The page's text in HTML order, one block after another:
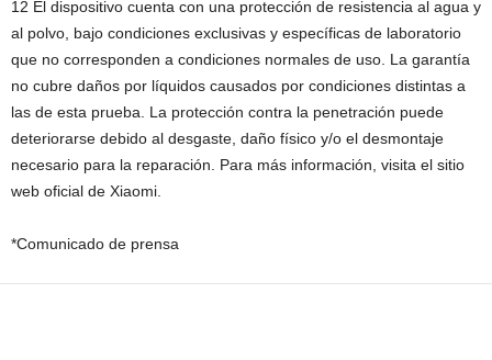
12 El dispositivo cuenta con una protección de resistencia al agua y
al polvo, bajo condiciones exclusivas y específicas de laboratorio
que no corresponden a condiciones normales de uso. La garantía
no cubre daños por líquidos causados por condiciones distintas a
las de esta prueba. La protección contra la penetración puede
deteriorarse debido al desgaste, daño físico y/o el desmontaje
necesario para la reparación. Para más información, visita el sitio
web oficial de Xiaomi.
*Comunicado de prensa